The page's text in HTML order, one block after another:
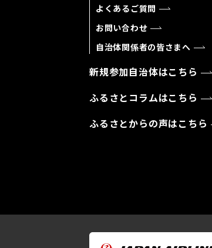
よくあるご質問
お問い合わせ
自治体関係者の皆さまへ
新規参加自治体はこちら
ふるさとコラムはこちら
ふるさとからの声はこちら